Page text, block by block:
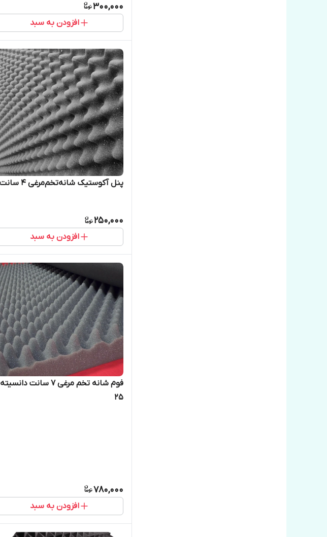
300,000
افزودن به سبد
پنل آکوستیک شانه‌تخم‌مرغی 4 سانت
250,000
افزودن به سبد
فوم شانه تخم مرغی 7 سانت دانسیته
۲۵
780,000
افزودن به سبد